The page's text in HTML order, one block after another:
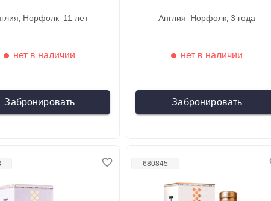
норфолк 11 лет
Забронировать
нет в наличии
англия норфолк 3 года
Забронировать
нет в наличии
680845